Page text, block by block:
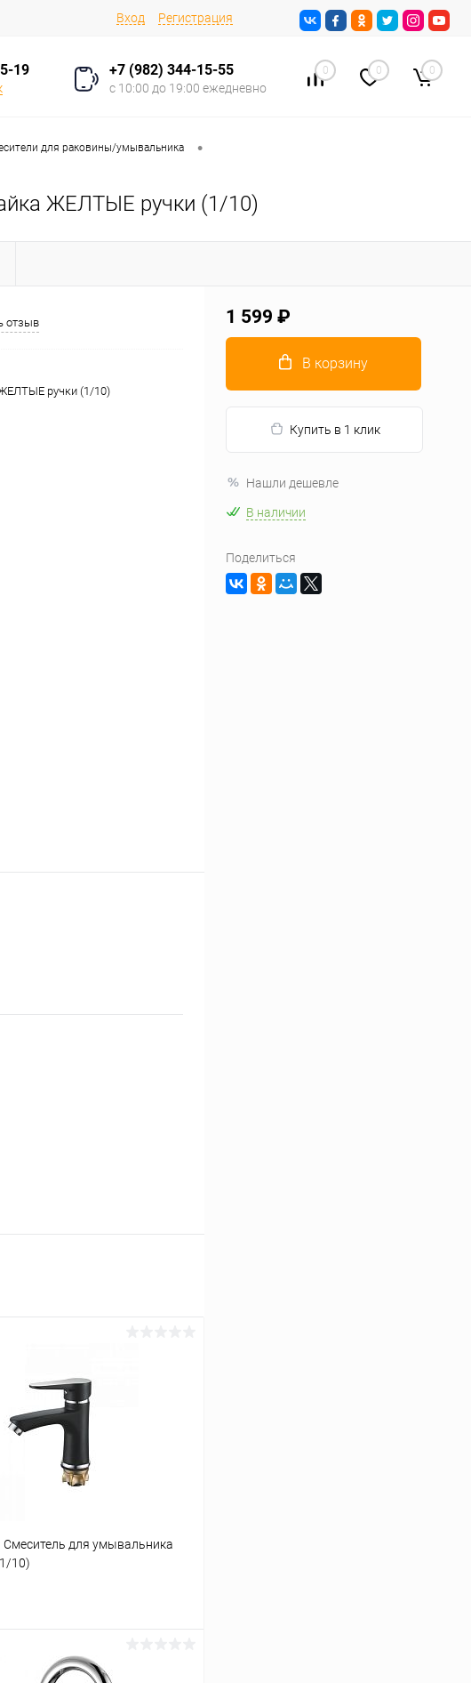
Вход Регистрация
19 +7 (982) 344-15-55
с 10:00 до 19:00 ежедневно
0 0 0
для раковины/умывальника •
ЖЕЛТЫЕ ручки (1/10)
отзыв
ручки (1/10)
Смеситель для умывальника
10)
В корзину
1 599 ₽
В корзину
Купить в 1 клик
Нашли дешевле
В наличии
Поделиться